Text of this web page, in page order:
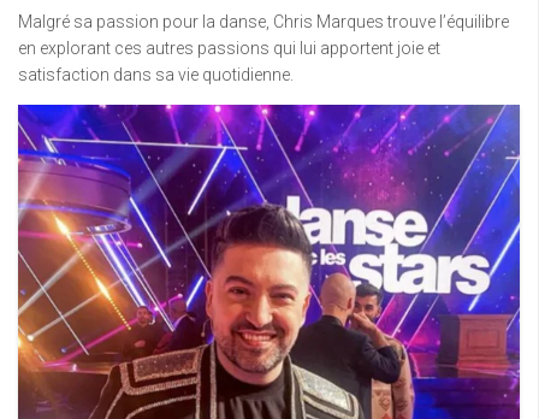
Malgré sa passion pour la danse, Chris Marques trouve l’équilibre
en explorant ces autres passions qui lui apportent joie et
satisfaction dans sa vie quotidienne.